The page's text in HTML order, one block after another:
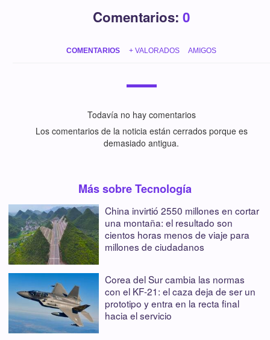
Comentarios: 0
COMENTARIOS + VALORADOS AMIGOS
Todavía no hay comentarios
Los comentarios de la noticia están cerrados porque es
demasiado antigua.
Más sobre Tecnología
China invirtió 2550 millones en cortar
una montaña: el resultado son
cientos horas menos de viaje para
millones de ciudadanos
Corea del Sur cambia las normas
con el KF-21: el caza deja de ser un
prototipo y entra en la recta final
hacia el servicio